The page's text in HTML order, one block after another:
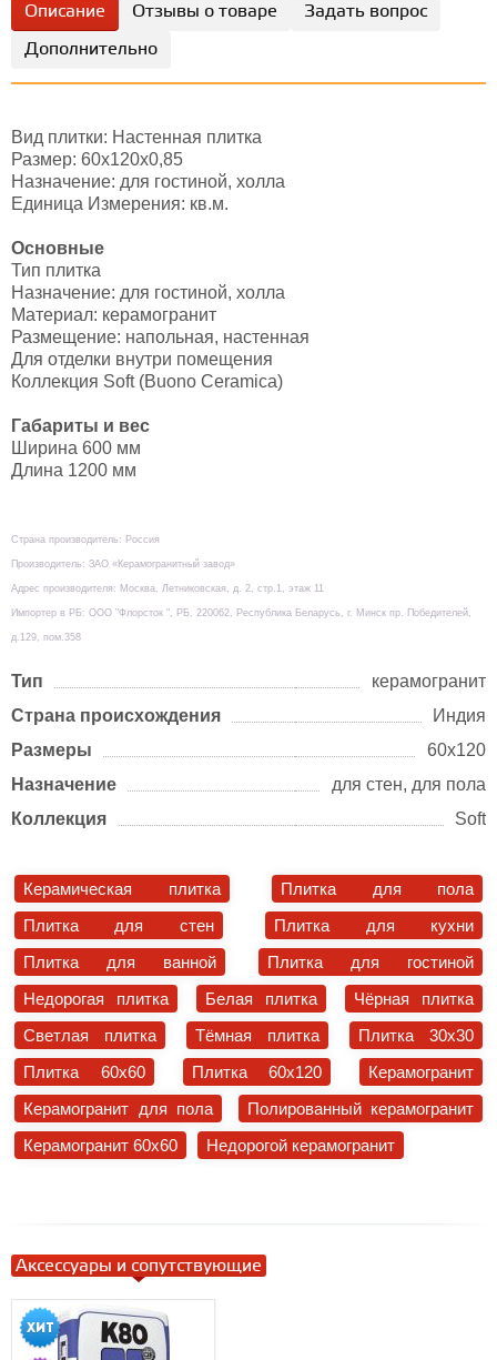
Описание Отзывы о товаре
Задать вопрос
Дополнительно
Вид плитки: Настенная плитка
Размер: 60х120х0,85
Назначение: для гостиной, холла
Единица Измерения: кв.м.
Основные
Тип плитка
Назначение: для гостиной, холла
Материал: керамогранит
Размещение: напольная, настенная
Для отделки внутри помещения
Коллекция Soft (Buono Ceramica)
Габариты и вес
Ширина 600 мм
Длина 1200 мм
Страна производитель: Россия
Производитель: ЗАО «Керамогранитный завод»
Адрес производителя: Москва, Летниковская, д. 2, стр.1, этаж 11
Импортер в РБ: ООО "Флорсток ", РБ, 220062, Республика Беларусь, г. Минск пр. Победителей,
д.129, пом.358
Тип
керамогранит
Страна происхождения
Индия
Размеры
60х120
Назначение
для стен, для пола
Коллекция
Soft
Керамическая плитка
Плитка для пола
Плитка для стен
Плитка для кухни
Плитка для ванной
Плитка для гостиной
Недорогая плитка
Белая плитка
Чёрная плитка
Светлая плитка
Тёмная плитка
Плитка 30x30
Плитка 60x60
Плитка 60x120
Керамогранит
Керамогранит для пола
Полированный керамогранит
Керамогранит 60x60
Недорогой керамогранит
Аксессуары и сопутствующие